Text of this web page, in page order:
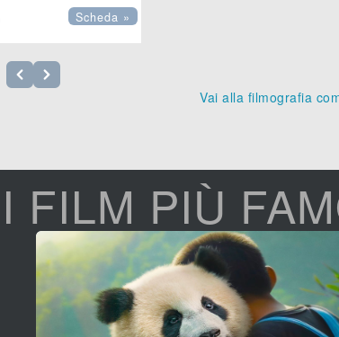
Scheda »
Vai alla filmografia
I FILM PIÙ